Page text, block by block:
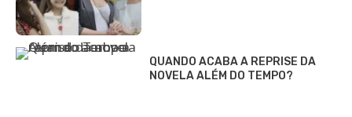
QUANDO ACABA A REPRISE DA
NOVELA ALÉM DO TEMPO?